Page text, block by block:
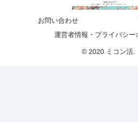
お問い合わせ
運営者情報・プライバシー
© 2020 ミコン活.